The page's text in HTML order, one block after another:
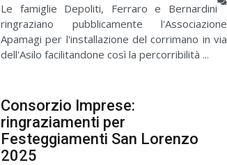
Le famiglie Depoliti, Ferraro e Bernardini
ringraziano pubblicamente l'Associazione
Apamagi per l'installazione del corrimano in via
dell'Asilo facilitandone così la percorribilità ...
Consorzio Imprese:
ringraziamenti per
Festeggiamenti San Lorenzo
2025